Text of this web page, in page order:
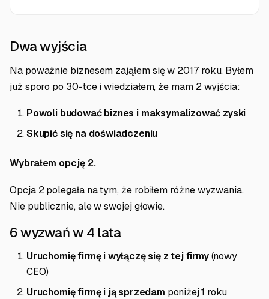
Dwa wyjścia
Na poważnie biznesem zająłem się w 2017 roku. Byłem
już sporo po 30-tce i wiedziałem, że mam 2 wyjścia:
Powoli budować biznes i maksymalizować zyski
Skupić się na doświadczeniu
Wybrałem opcję 2.
Opcja 2 polegała na tym, że robiłem różne wyzwania.
Nie publicznie, ale w swojej głowie.
6 wyzwań w 4 lata
Uruchomię firmę i wyłączę się z tej firmy(nowy
CEO)
Uruchomię firmę i ją sprzedam poniżej 1 roku